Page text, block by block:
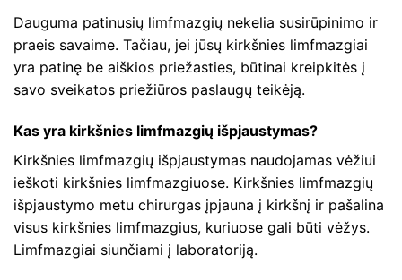
Dauguma patinusių limfmazgių nekelia susirūpinimo ir
praeis savaime. Tačiau, jei jūsų kirkšnies limfmazgiai
yra patinę be aiškios priežasties, būtinai kreipkitės į
savo sveikatos priežiūros paslaugų teikėją.
Kas yra kirkšnies limfmazgių išpjaustymas?
Kirkšnies limfmazgių išpjaustymas naudojamas vėžiui
ieškoti kirkšnies limfmazgiuose. Kirkšnies limfmazgių
išpjaustymo metu chirurgas įpjauna į kirkšnį ir pašalina
visus kirkšnies limfmazgius, kuriuose gali būti vėžys.
Limfmazgiai siunčiami į laboratoriją.